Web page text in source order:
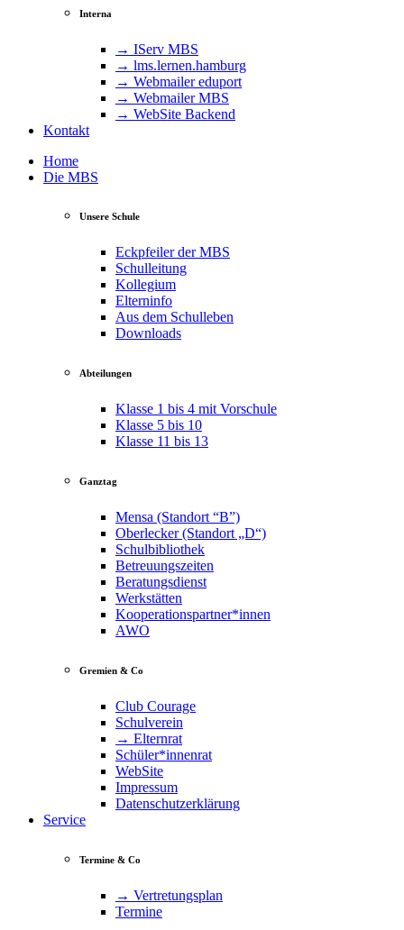
Interna
→ IServ MBS
→ lms​.ler​nen​.ham​burg
→ Webmailer eduport
→ Webmailer MBS
→ WebSite Backend
Kontakt
Home
Die MBS
Unsere Schule
Eckpfeiler der MBS
Schulleitung
Kollegium
Elterninfo
Aus dem Schulleben
Downloads
Abteilungen
Klasse 1 bis 4 mit Vorschule
Klasse 5 bis 10
Klasse 11 bis 13
Ganztag
Mensa (Standort “B”)
Oberlecker (Standort „D“)
Schulbibliothek
Betreuungszeiten
Beratungsdienst
Werkstätten
Kooperationspartner*innen
AWO
Gremien & Co
Club Courage
Schulverein
→ Elternrat
Schüler*innenrat
WebSite
Impressum
Datenschutzerklärung
Service
Termine & Co
→ Vertretungsplan
Termine